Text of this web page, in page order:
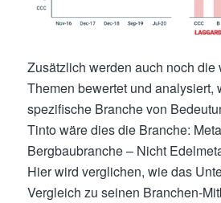
Zusätzlich werden auch noch die
Themen bewertet und analysiert,
spezifische Branche von
Tinto wäre dies die Branche:
Bergbaubranche – Nicht
Hier wird verglichen, wie das
Vergleich zu seinen Branchen-